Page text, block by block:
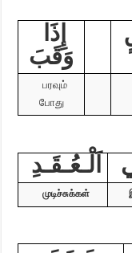
إِذَا
وَقَبَ
பரவும்
போது
اَلْـعُـقَـدِ
முடிச்சுக்கள்